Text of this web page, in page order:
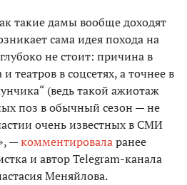
такие дамы вообще доходят
сама идея похода на
не стоит: причина в
театров в соцсетях, а точнее в
(ведь такой ажиотаж
поз в обычный сезон — не
очень известных в СМИ
—комментироваларанее
и автор Telegram-канала
Меняйлова.